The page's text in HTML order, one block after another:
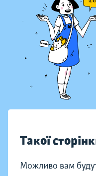
Такої
Можливо вам